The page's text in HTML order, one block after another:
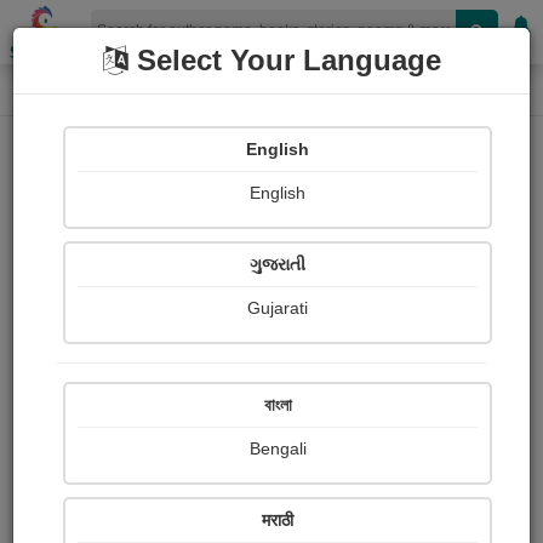
Shopizen
Home Audios
ગિરીશ મેઘાણી
Received Ratings
Share with your friends :
Select Your Language
English
English
ગુજરાતી
Gujarati
বাংলা
Bengali
मराठी